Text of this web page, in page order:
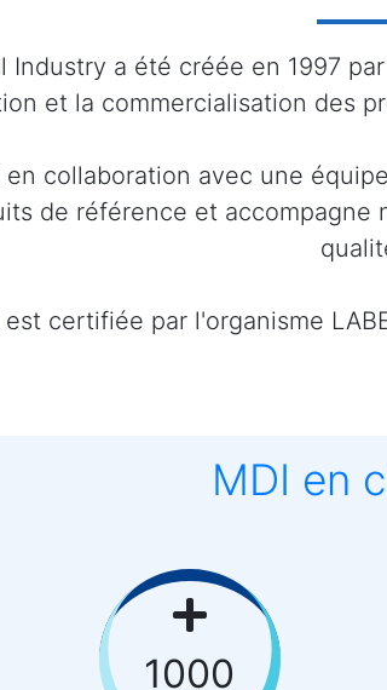
Industry a été créée en 1997
et la commercialisation des
collaboration avec une
de référence et
certifiée par l'organisme
MDI en
1000